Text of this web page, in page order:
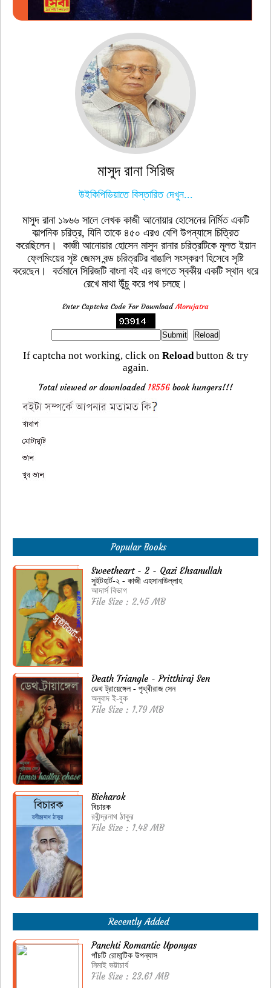
মাসুদ রানা সিরিজ
উইকিপিডিয়াতে বিস্তারিত দেখুন...
মাসুদ রানা ১৯৬৬ সালে লেখক কাজী আনোয়ার হোসেনের নির্মিত একটি
কাল্পনিক চরিত্র, যিনি তাকে ৪৫০ এরও বেশি উপন্যাসে চিত্রিত
করেছিলেন। কাজী আনোয়ার হোসেন মাসুদ রানার চরিত্রটিকে মূলত ইয়ান
ফ্লেমিংয়ের সৃষ্ট জেমস বন্ড চরিত্রটির বাঙালি সংস্করণ হিসেবে সৃষ্টি
করেছেন। বর্তমানে সিরিজটি বাংলা বই এর জগতে স্বকীয় একটি স্থান ধরে
রেখে মাথা উুঁচু করে পথ চলছে।
Enter Captcha Code For Download Morujatra
If captcha not working, click on Reloadbutton & try
again.
Total viewed or downloaded 18556book hungers!!!
Popular Books
Sweetheart - 2 - Qazi Ehsanullah
সুইটহার্ট-২ - কাজী এহসানাউল্লাহ
আদার্স বিভাগ
File Size : 2.45 MB
Death Triangle - Pritthiraj Sen
ডেথ ট্রায়েঙ্গেল - পৃথ্বীরাজ সেন
অনুবাদ ই-বুক
File Size : 1.79 MB
Bicharok
বিচারক
রবীন্দ্রনাথ ঠাকুর
File Size : 1.48 MB
Recently Added
Panchti Romantic Uponyas
পাঁচটি রোমান্টিক উপন্যাস
নিমাই ভট্টাচার্য
File Size : 23.61 MB